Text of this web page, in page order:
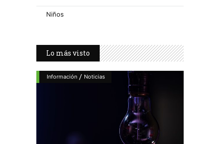
Niños
Lo más visto
Información / Noticias